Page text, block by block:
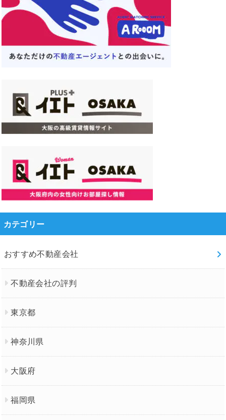
カテゴリー
おすすめ不動産会社
不動産会社の評判
東京都
神奈川県
大阪府
福岡県